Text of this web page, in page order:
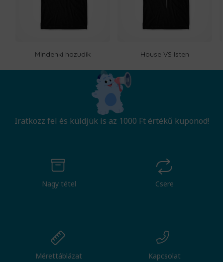
Mindenki hazudik House VS Isten
Iratkozz fel és küldjük is az 1000 Ft értékű kuponod!
Nagy tétel Csere
Mérettáblázat Kapcsolat